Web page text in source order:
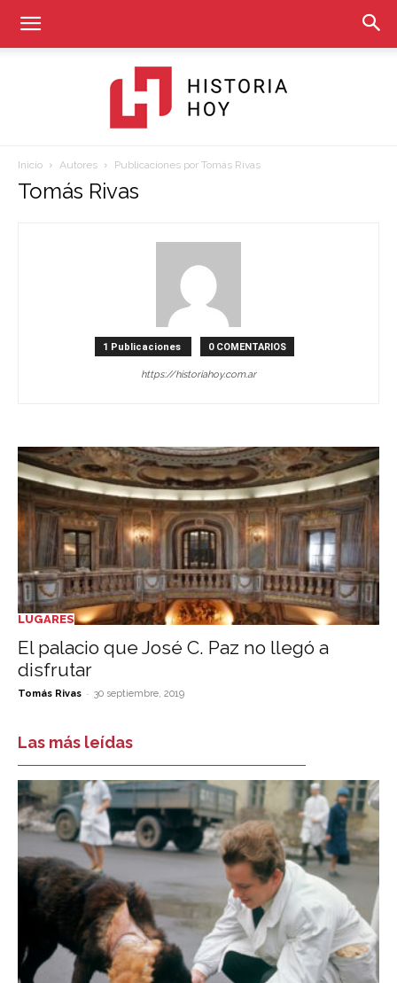
Historia
Inicio Autores Publicaciones por Tomás Rivas
Tomás Rivas
1 Publicaciones 0 COMENTARIOS
https://historiahoy.com.ar
LUGARES
El palacio que José C. Paz no llegó a
disfrutar
Tomás Rivas - 30 septiembre, 2019
Las más leídas